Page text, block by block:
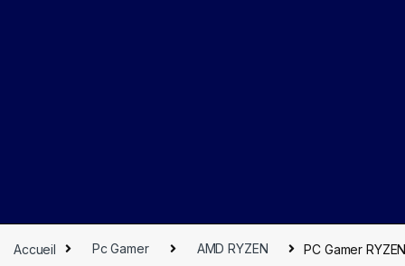
Accueil Pc Gamer AMD RYZEN PC Gamer